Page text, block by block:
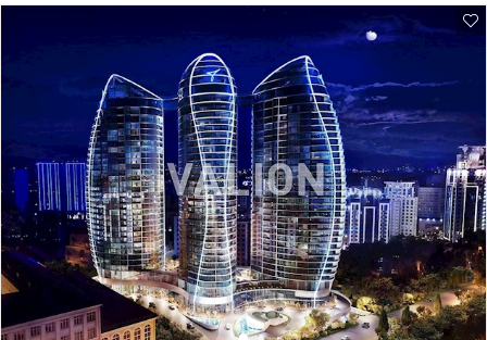
де кожен елемент створений для вашого абсолютного комфорту
та безпеки. Вежі майбутнього, об'єднані скляними мостами,
відкривають можливості, яких немає в жодному іншому проєкті.
Унікальна інфраструктура «Life-Style»: • На даху першої вежі:
Авторський панорамний ресторан з терасою під відкритим
небом та неймовірним видом на центр Києва. • На даху другої
вежі: Зелений парк та зона відпочинку — оаза тиші та свіжого
повітря на висоті пташиного польоту. • На даху третьої вежі:
Власний планетарій — для тих, хто прагне торкнутися зірок, не
виходячи з дому. Спорт на межі можливостей: • Fitness & SPA
TSARSKY: Унікальний спортивний простір на другому поверсі.
Преміальний тренажерний зал, басейни та зона релаксації
світового рівня. • Панорамна бігова доріжка: Для поціновувачів
кардіо — професійна доріжка на рівні 30-го поверху, що огинає
будинок по периметру. Біжіть над містом і насолоджуйтеся
краєвидом на 360 градусів. Комфорт та логістика: • Автономність